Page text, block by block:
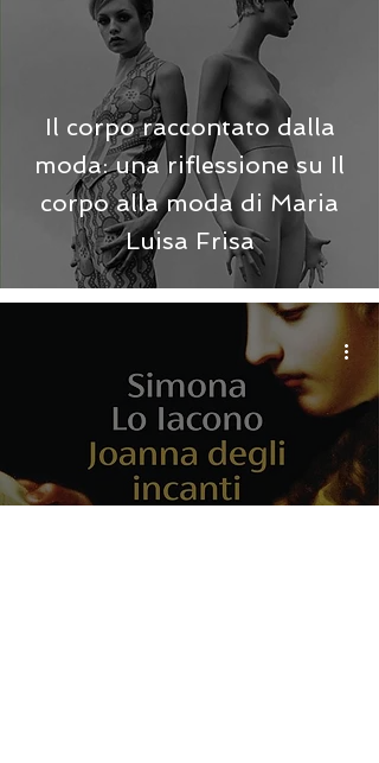
Il corpo raccontato dalla
moda: una riflessione su Il
corpo alla moda di Maria
Luisa Frisa